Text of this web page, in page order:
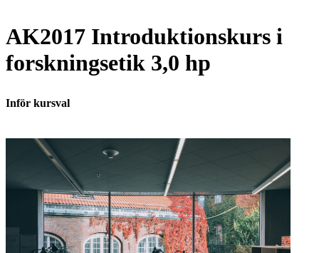
AK2017 Introduktionskurs i
forskningsetik 3,0 hp
Inför kursval